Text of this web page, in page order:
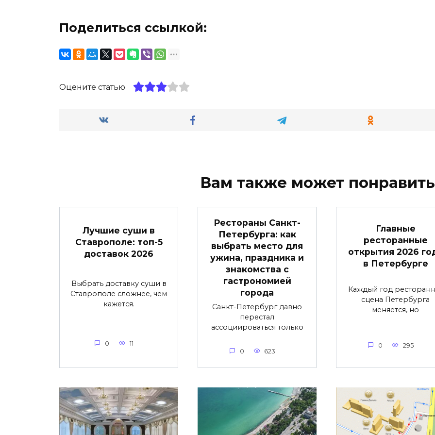
Поделиться ссылкой:
Оцените статью
Вам также может
Лучшие суши в
Ставрополе: топ-5
доставок 2026
Выбрать доставку суши в
Ставрополе сложнее, чем
кажется.
0 11
Рестораны Санкт-
Петербурга: как
выбрать место для
ужина, праздника и
знакомства с
гастрономией
города
Санкт-Петербург давно
перестал
ассоциироваться только
0 623
Главные
ресторанные
открытия 2026
в Петербурге
Каждый год
сцена Петербурга
меняется, но
0 295